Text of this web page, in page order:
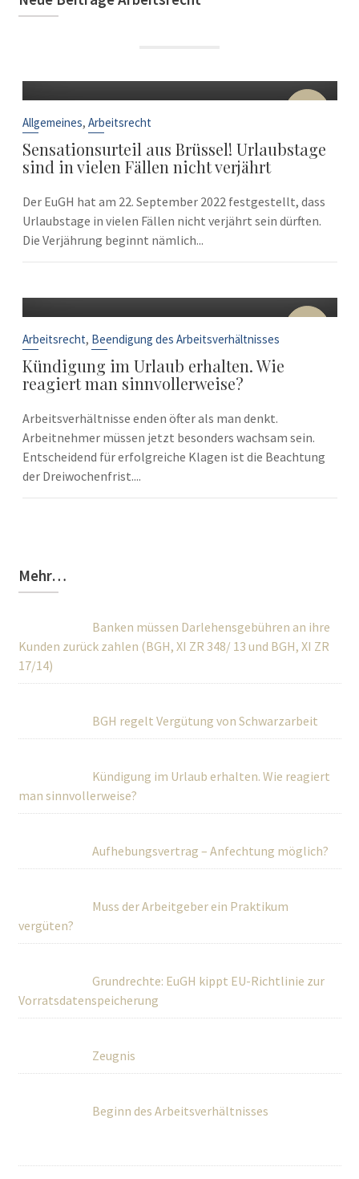
22
Allgemeines, Arbeitsrecht
Sensationsurteil aus Brüssel! Urlaubstage
sind in vielen Fällen nicht verjährt
Der EuGH hat am 22. September 2022 festgestellt, dass
Urlaubstage in vielen Fällen nicht verjährt sein dürften.
Die Verjährung beginnt nämlich...
10
Arbeitsrecht, Beendigung des Arbeitsverhältnisses
Kündigung im Urlaub erhalten. Wie
reagiert man sinnvollerweise?
Arbeitsverhältnisse enden öfter als man denkt.
Arbeitnehmer müssen jetzt besonders wachsam sein.
Entscheidend für erfolgreiche Klagen ist die Beachtung
der Dreiwochenfrist....
Mehr…
Banken müssen Darlehensgebühren an ihre
Kunden zurück zahlen (BGH, XI ZR 348/ 13 und BGH, XI ZR
17/14)
BGH regelt Vergütung von Schwarzarbeit
Kündigung im Urlaub erhalten. Wie reagiert
man sinnvollerweise?
Aufhebungsvertrag – Anfechtung möglich?
Muss der Arbeitgeber ein Praktikum
vergüten?
Grundrechte: EuGH kippt EU-Richtlinie zur
Vorratsdatenspeicherung
Zeugnis
Beginn des Arbeitsverhältnisses
Worauf ist beim Aufhebungsvertrag zu